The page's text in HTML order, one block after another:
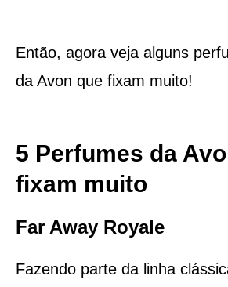
Então, agora veja alguns
da Avon que fixam muito!
5 Perfumes da
fixam muito
Far Away Royale
Fazendo parte da linha